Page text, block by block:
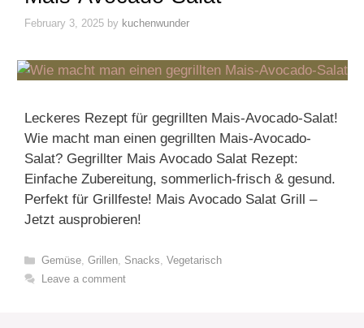
February 3, 2025 by kuchenwunder
Leckeres Rezept für gegrillten Mais-Avocado-Salat!
Wie macht man einen gegrillten Mais-Avocado-
Salat? Gegrillter Mais Avocado Salat Rezept:
Einfache Zubereitung, sommerlich-frisch & gesund.
Perfekt für Grillfeste! Mais Avocado Salat Grill –
Jetzt ausprobieren!
Categories
Gemüse, Grillen, Snacks, Vegetarisch
Leave a comment